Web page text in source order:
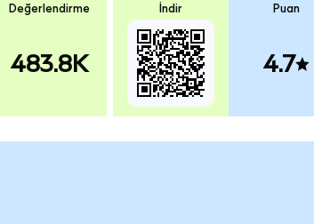
Değerlendirme
483.8K
İndir Puan
4.7